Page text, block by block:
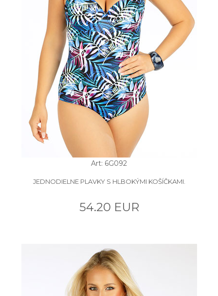
Art: 6G092
JEDNODIELNE PLAVKY S HLBOKÝMI KOŠÍČKAMI.
54.20 EUR